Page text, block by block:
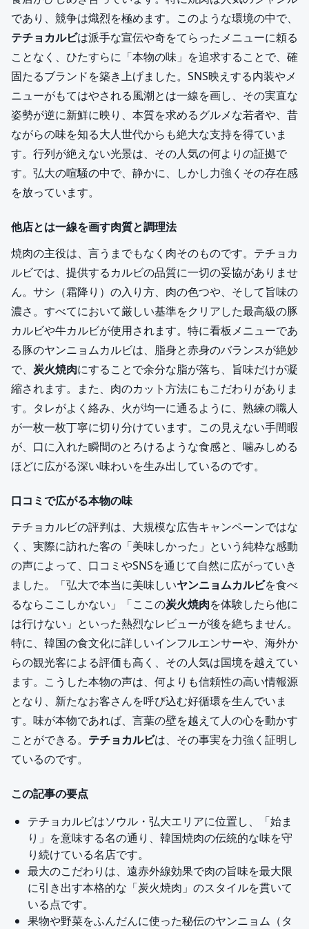
であり、競争は熾烈を極めます。このような環境の中で、
テチョカルビは派手な宣伝や奇をてらったメニューに頼る
ことなく、ひたすらに「本物の味」を追求することで、確
固たるブランドを築き上げました。SNS映えする内装やメ
ニューがもてはやされる風潮とは一線を画し、その実直な
姿勢が逆に新鮮に映り、本質を求めるグルメな若者や、昔
ながらの味を知る大人世代からも絶大な支持を得ていま
す。行列が絶えない光景は、その人気の何よりの証拠で
す。弘大の喧騒の中で、静かに、しかし力強くその存在感
を放っています。
他店とは一線を画す肉質と調理法
焼肉の主役は、言うまでもなく肉そのものです。テチョカ
ルビでは、提供するカルビの品質に一切の妥協がありませ
ん。サシ（霜降り）の入り方、肉の色つや、そして旨味の
濃さ。すべてにおいて厳しい基準をクリアした最高級の豚
カルビや牛カルビが使用されます。特に看板メニューであ
る豚のヤンニョムカルビは、脂身と赤身のバランスが絶妙
で、 炭火焼肉にすることで余分な脂が落ち、旨味だけが凝
縮されます。また、肉のカット方法にもこだわりがありま
す。タレがよく絡み、火が均一に通るように、熟練の職人
が一枚一枚丁寧に切り分けています。この見えない手間暇
が、口に入れた瞬間のとろけるような食感と、噛みしめる
ほどに広がる深い味わいを生み出しているのです。
口コミで広がる本物の味
テチョカルビの評判は、大規模な広告キャンペーンではな
く、実際に訪れた客の「美味しかった」という純粋な感動
の声によって、口コミやSNSを通じて自然に広がっていき
ました。「弘大で本当に美味しいヤンニョムカルビを食べ
るならここしかない」「ここの炭火焼肉を体験したら他に
は行けない」といった熱烈なレビューが後を絶ちません。
特に、韓国の食文化に詳しいインフルエンサーや、海外か
らの観光客による評価も高く、その人気は国境を越えてい
ます。こうした本物の声は、何よりも信頼性の高い情報源
となり、新たなお客さんを呼び込む好循環を生んでいま
す。味が本物であれば、言葉の壁を越えて人の心を動かす
ことができる。 テチョカルビは、その事実を力強く証明し
ているのです。
この記事の要点
テチョカルビはソウル・弘大エリアに位置し、「始ま
り」を意味する名の通り、韓国焼肉の伝統的な味を守
り続けている名店です。
最大のこだわりは、遠赤外線効果で肉の旨味を最大限
に引き出す本格的な「炭火焼肉」のスタイルを貫いて
いる点です。
果物や野菜をふんだんに使った秘伝のヤンニョム（タ